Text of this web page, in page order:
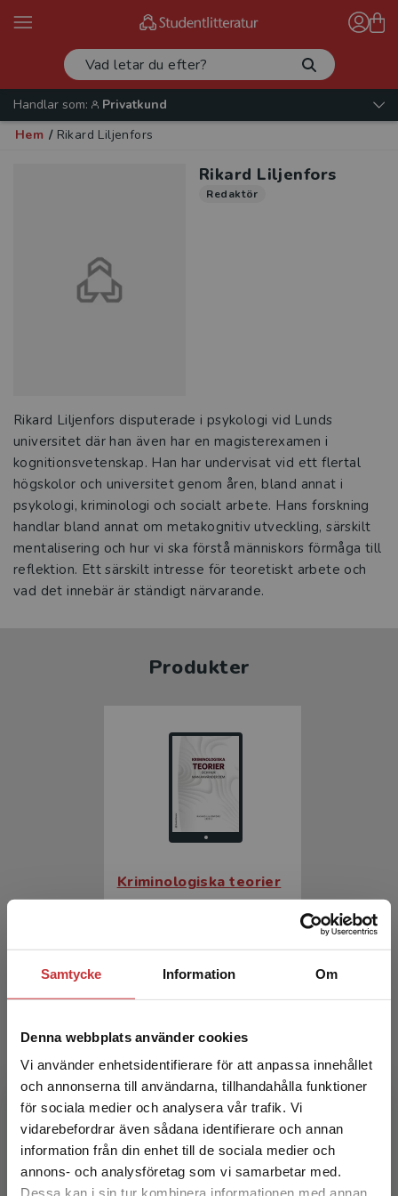
Samtycke Information Om
Denna webbplats använder cookies
Vi använder enhetsidentifierare för att anpassa innehållet
och annonserna till användarna, tillhandahålla funktioner
för sociala medier och analysera vår trafik. Vi
vidarebefordrar även sådana identifierare och annan
information från din enhet till de sociala medier och
annons- och analysföretag som vi samarbetar med.
Dessa kan i sin tur kombinera informationen med annan
Begränsad fraktregion
Handlar som:
Privatkund
Hem / Rikard Liljenfors
Rikard Liljenfors
Redaktör
Rikard Liljenfors disputerade i psykologi vid Lunds
universitet där han även har en magisterexamen i
kognitionsvetenskap. Han har undervisat vid ett flertal
högskolor och universitet genom åren, bland annat i
psykologi, kriminologi och socialt arbete. Hans forskning
handlar bland annat om metakognitiv utveckling, särskilt
mentalisering och hur vi ska förstå människors förmåga till
reflektion. Ett särskilt intresse för teoretiskt arbete och
vad det innebär är ständigt närvarande.
Produkter
Kriminologiska teorier
226 krinkl. moms
Exkl. moms: 213 kr
Kriminologiska teorier